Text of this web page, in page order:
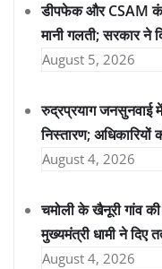
डीपफेक और CSAM
मानी गलती; सरकार
August 5, 2026
रुद्रप्रयाग जनसुनवाई
निस्तारण; अधिकारियों
August 4, 2026
चमोली के खैनूरी गांव
मुख्यमंत्री धामी ने दिए
August 4, 2026